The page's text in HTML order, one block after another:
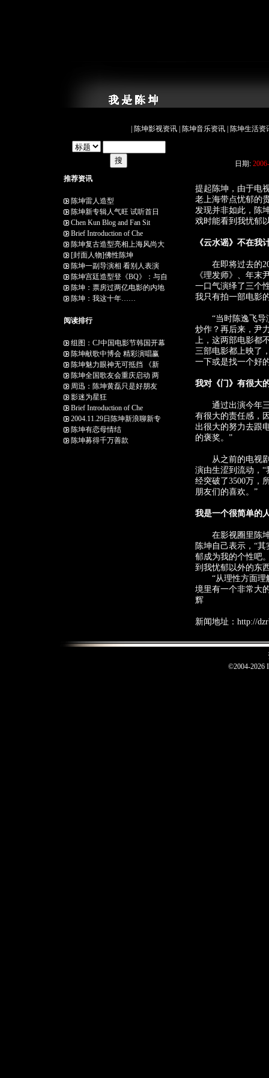
陈坤影视资讯 陈坤音乐资讯 陈坤生活资
日期:
推荐资讯
陈坤雷人造型
陈坤新专辑人气旺 试听首日
Chen Kun Blog and Fan Sit
Brief Introduction of Che
陈坤复古造型亮相上海风尚大
[封面人物]佛性陈坤
陈坤一副导演相 看别人表演
陈坤宫廷造型登《BQ》：与自
陈坤：票房过两亿电影的内地
陈坤：我这十年……
阅读排行
组图：CJ中国电影节韩国开幕
陈坤献歌中博会 精彩演唱赢
陈坤魅力眼神无可抵挡 《新
陈坤全国歌友会重庆启动 两
周迅：陈坤黄磊只是好朋友
影迷为星狂
Brief Introduction of Che
2004.11.29日陈坤新浪聊新专
陈坤有恋母情结
陈坤募得千万善款
提起陈坤，由于电
老上海带点忧郁的
发现并非如此，陈
戏时能看到我忧郁
《云水谣》不在我
在即将过去的
《理发师》、年末
一口气演绎了三个
我只有拍一部电影
“当时陈逸飞导演
炒作？再后来，尹
上，这两部电影都
三部电影都上映了
一下或是找一个好
我对《门》有很大
通过出演今年三
有很大的责任感，
出很大的努力去跟
的褒奖。”
从之前的电视剧
演由生涩到流动，
经突破了3500万，
朋友们的喜欢。”
我是一个很简单的
在影视圈里陈坤
陈坤自己表示，“
郁成为我的个性吧
到我忧郁以外的东
“从理性方面理解
境里有一个非常大
辉
新闻地址：http://
©2004-2026